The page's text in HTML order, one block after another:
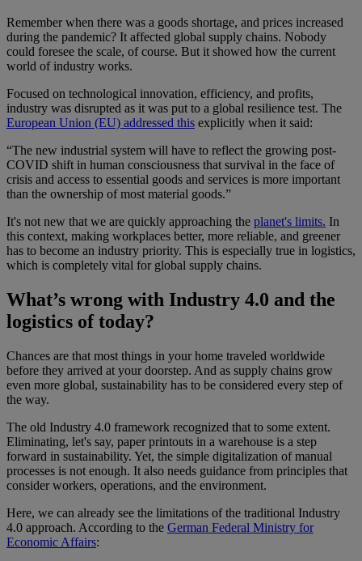
Remember when there was a goods shortage, and prices increased
during the pandemic? It affected global supply chains. Nobody
could foresee the scale, of course. But it showed how the current
world of industry works.
Focused on technological innovation, efficiency, and profits,
industry was disrupted as it was put to a global resilience test. The
European Union (EU) addressed this explicitly when it said:
“The new industrial system will have to reflect the growing post-
COVID shift in human consciousness that survival in the face of
crisis and access to essential goods and services is more important
than the ownership of most material goods.”
It's not new that we are quickly approaching the planet's limits. In
this context, making workplaces better, more reliable, and greener
has to become an industry priority. This is especially true in logistics,
which is completely vital for global supply chains.
What’s wrong with Industry 4.0 and the
logistics of today?
Chances are that most things in your home traveled worldwide
before they arrived at your doorstep. And as supply chains grow
even more global, sustainability has to be considered every step of
the way.
The old Industry 4.0 framework recognized that to some extent.
Eliminating, let's say, paper printouts in a warehouse is a step
forward in sustainability. Yet, the simple digitalization of manual
processes is not enough. It also needs guidance from principles that
consider workers, operations, and the environment.
Here, we can already see the limitations of the traditional Industry
4.0 approach. According to the German Federal Ministry for
Economic Affairs: